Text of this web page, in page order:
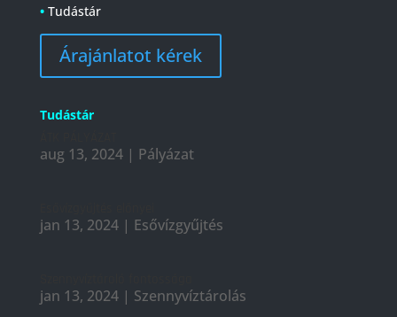
• Tudástár
Árajánlatot kérek
Tudástár
aug 13, 2024| Pályázat
jan 13, 2024| Esővízgyűjtés
jan 13, 2024| Szennyvíztárolás